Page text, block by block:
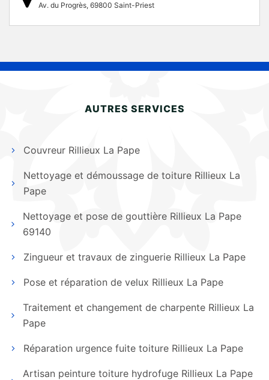
Av. du Progrès, 69800 Saint-Priest
AUTRES SERVICES
Couvreur Rillieux La Pape
Nettoyage et démoussage de toiture Rillieux La
Pape
Nettoyage et pose de gouttière Rillieux La Pape
69140
Zingueur et travaux de zinguerie Rillieux La Pape
Pose et réparation de velux Rillieux La Pape
Traitement et changement de charpente Rillieux La
Pape
Réparation urgence fuite toiture Rillieux La Pape
Artisan peinture toiture hydrofuge Rillieux La Pape